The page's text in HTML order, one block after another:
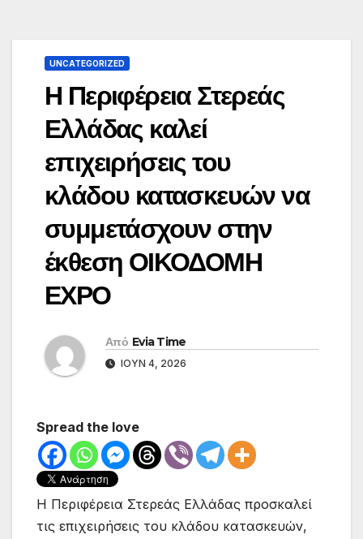
UNCATEGORIZED
Η Περιφέρεια Στερεάς
Ελλάδας καλεί
επιχειρήσεις του
κλάδου κατασκευών να
συμμετάσχουν στην
έκθεση ΟΙΚΟΔΟΜΗ
ΕΧΡΟ
Από Evia Time
ΙΟΎΝ 4, 2026
Spread the love
Η Περιφέρεια Στερεάς Ελλάδας προσκαλεί
τις επιχειρήσεις του κλάδου κατασκευών,